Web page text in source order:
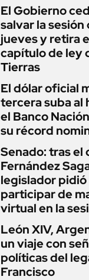
El Gobierno
salvar la sesión
jueves y retira
capítulo de ley
Tierras
El dólar oficial
tercera suba al
el Banco
su récord
Senado: tras el
Fernández
legislador pidió
participar de
virtual en la
León XIV,
un viaje con
políticas del
Francisco